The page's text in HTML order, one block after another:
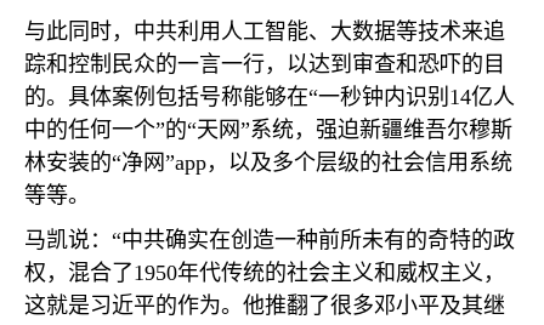
与此同时，中共利用人工智能、大数据等技术来追
踪和控制民众的一言一行，以达到审查和恐吓的目
的。具体案例包括号称能够在“一秒钟内识别 14亿人
中的任何一个”的“天网”系统，强迫新疆维吾尔穆斯
林安装的“净网”app，以及多个层级的社会信用系统
等等。
马凯说：“中共确实在创造一种前所未有的奇特的政
权，混合了1950年代传统的社会主义和威权主义，
这就是习近平的作为。他推翻了很多邓小平及其继